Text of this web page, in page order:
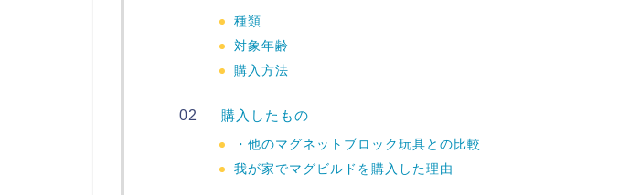
種類
対象年齢
購入方法
購入したもの
・他のマグネットブロック玩具との比較
我が家でマグビルドを購入した理由